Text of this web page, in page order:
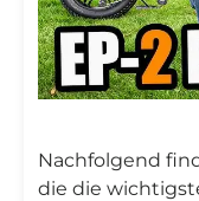
Nachfolgend
die die